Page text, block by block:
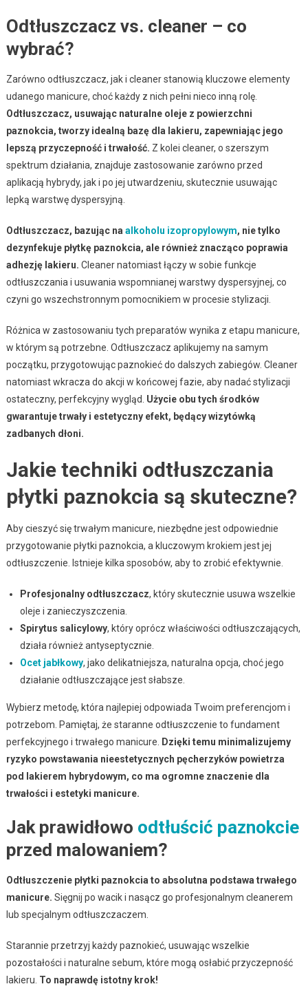
Odtłuszczacz vs. cleaner – co
wybrać?
Zarówno odtłuszczacz, jak i cleaner stanowią kluczowe elementy
udanego manicure, choć każdy z nich pełni nieco inną rolę.
Odtłuszczacz, usuwając naturalne oleje z powierzchni
paznokcia, tworzy idealną bazę dla lakieru, zapewniając jego
lepszą przyczepność i trwałość. Z kolei cleaner, o szerszym
spektrum działania, znajduje zastosowanie zarówno przed
aplikacją hybrydy, jak i po jej utwardzeniu, skutecznie usuwając
lepką warstwę dyspersyjną.
Odtłuszczacz, bazując na alkoholu izopropylowym, nie tylko
dezynfekuje płytkę paznokcia, ale również znacząco poprawia
adhezję lakieru. Cleaner natomiast łączy w sobie funkcje
odtłuszczania i usuwania wspomnianej warstwy dyspersyjnej, co
czyni go wszechstronnym pomocnikiem w procesie stylizacji.
Różnica w zastosowaniu tych preparatów wynika z etapu manicure,
w którym są potrzebne. Odtłuszczacz aplikujemy na samym
początku, przygotowując paznokieć do dalszych zabiegów. Cleaner
natomiast wkracza do akcji w końcowej fazie, aby nadać stylizacji
ostateczny, perfekcyjny wygląd. Użycie obu tych środków
gwarantuje trwały i estetyczny efekt, będący wizytówką
zadbanych dłoni.
Jakie techniki odtłuszczania
płytki paznokcia są skuteczne?
Aby cieszyć się trwałym manicure, niezbędne jest odpowiednie
przygotowanie płytki paznokcia, a kluczowym krokiem jest jej
odtłuszczenie. Istnieje kilka sposobów, aby to zrobić efektywnie.
Profesjonalny odtłuszczacz, który skutecznie usuwa wszelkie
oleje i zanieczyszczenia.
Spirytus salicylowy, który oprócz właściwości odtłuszczających,
działa również antyseptycznie.
Ocet jabłkowy, jako delikatniejsza, naturalna opcja, choć jego
działanie odtłuszczające jest słabsze.
Wybierz metodę, która najlepiej odpowiada Twoim preferencjom i
potrzebom. Pamiętaj, że staranne odtłuszczenie to fundament
perfekcyjnego i trwałego manicure.
Dzięki temu minimalizujemy
ryzyko powstawania nieestetycznych pęcherzyków powietrza
pod lakierem hybrydowym, co ma ogromne znaczenie dla
trwałości i estetyki manicure.
Jak prawidłowo odtłuścić paznokcie
przed malowaniem?
Odtłuszczenie płytki paznokcia to absolutna podstawa trwałego
manicure. Sięgnij po wacik i nasącz go profesjonalnym cleanerem
lub specjalnym odtłuszczaczem.
Starannie przetrzyj każdy paznokieć, usuwając wszelkie
pozostałości i naturalne sebum, które mogą osłabić przyczepność
lakieru. To naprawdę istotny krok!